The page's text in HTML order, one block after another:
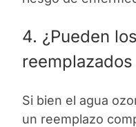
4. ¿Pueden
Si bien el agua
un reemplazo